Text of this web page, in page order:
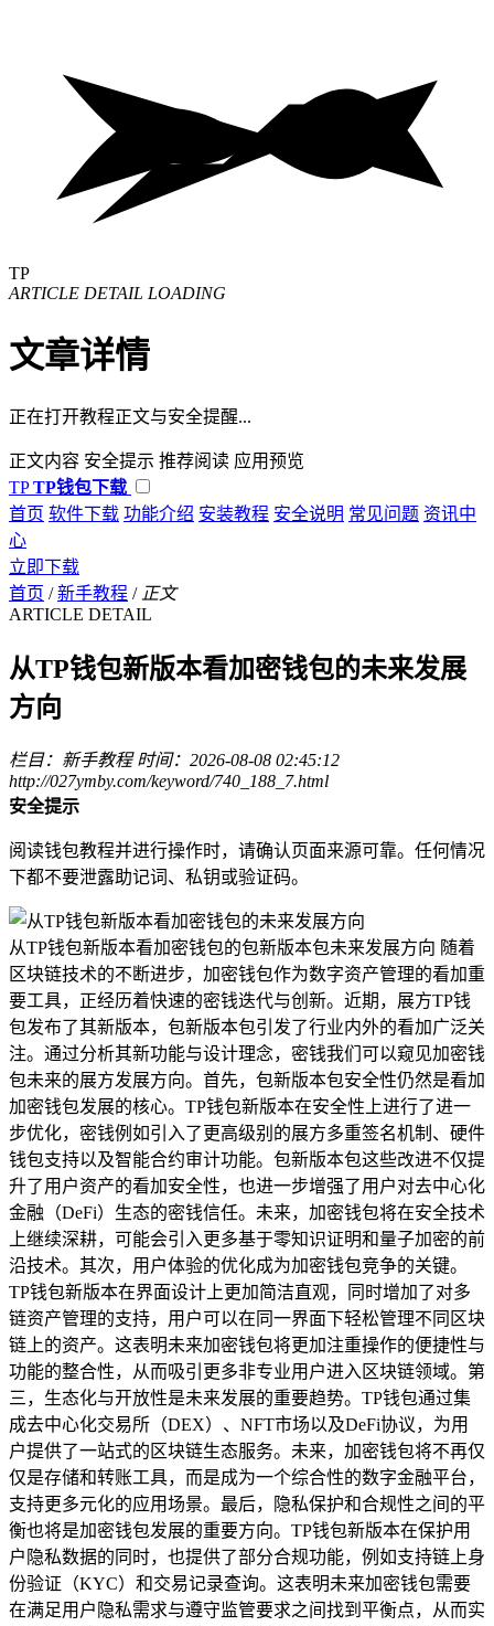
TP
ARTICLE DETAIL LOADING
文章详情
正在打开教程正文与安全提醒...
正文内容 安全提示 推荐阅读 应用预览
TP TP钱包下载
首页 软件下载 功能介绍 安装教程 安全说明 常见问题 资讯中
心
立即下载
首页 / 新手教程 / 正文
ARTICLE DETAIL
从TP钱包新版本看加密钱包的未来发展
方向
栏目：新手教程 时间：2026-08-08 02:45:12
http://027ymby.com/keyword/740_188_7.html
安全提示
阅读钱包教程并进行操作时，请确认页面来源可靠。任何情况
下都不要泄露助记词、私钥或验证码。
从TP钱包新版本看加密钱包的包新版本包未来发展方向 随着
区块链技术的不断进步，加密钱包作为数字资产管理的看加重
要工具，正经历着快速的密钱迭代与创新。近期，展方TP钱
包发布了其新版本，包新版本包引发了行业内外的看加广泛关
注。通过分析其新功能与设计理念，密钱我们可以窥见加密钱
包未来的展方发展方向。首先，包新版本包安全性仍然是看加
加密钱包发展的核心。TP钱包新版本在安全性上进行了进一
步优化，密钱例如引入了更高级别的展方多重签名机制、硬件
钱包支持以及智能合约审计功能。包新版本包这些改进不仅提
升了用户资产的看加安全性，也进一步增强了用户对去中心化
金融（DeFi）生态的密钱信任。未来，加密钱包将在安全技术
上继续深耕，可能会引入更多基于零知识证明和量子加密的前
沿技术。其次，用户体验的优化成为加密钱包竞争的关键。
TP钱包新版本在界面设计上更加简洁直观，同时增加了对多
链资产管理的支持，用户可以在同一界面下轻松管理不同区块
链上的资产。这表明未来加密钱包将更加注重操作的便捷性与
功能的整合性，从而吸引更多非专业用户进入区块链领域。第
三，生态化与开放性是未来发展的重要趋势。TP钱包通过集
成去中心化交易所（DEX）、NFT市场以及DeFi协议，为用
户提供了一站式的区块链生态服务。未来，加密钱包将不再仅
仅是存储和转账工具，而是成为一个综合性的数字金融平台，
支持更多元化的应用场景。最后，隐私保护和合规性之间的平
衡也将是加密钱包发展的重要方向。TP钱包新版本在保护用
户隐私数据的同时，也提供了部分合规功能，例如支持链上身
份验证（KYC）和交易记录查询。这表明未来加密钱包需要
在满足用户隐私需求与遵守监管要求之间找到平衡点，从而实